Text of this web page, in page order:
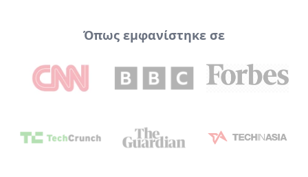
Όπως εμφανίστηκε σε